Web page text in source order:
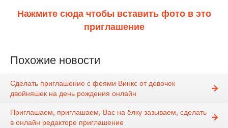
Нажмите сюда чтобы вставить фото в это
приглашение
Похожие новости
Сделать приглашение с феями Винкс от девочек
двойняшек на день рождения онлайн
Приглашаем, приглашаем, Вас на ёлку зазываем, сделать
в онлайн редакторе приглашение